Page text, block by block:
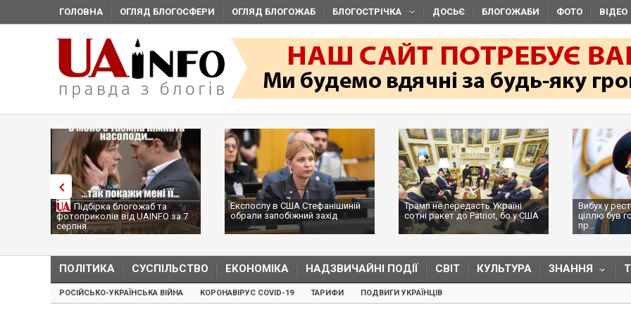
ГОЛОВНА ОГЛЯД БЛОГОСФЕРИ ОГЛЯД БЛОГОЖАБ БЛОГОСТРІЧКА ДОСЬЄ БЛОГОЖАБИ ФОТО ВІДЕО
Підбірка блогожаб та
фотоприколів від UAINFO за 7
серпня
Експослу в США Стефанішиній
обрали запобіжний захід
Трамп не передасть Україні
сотні ракет до Patriot, бо у США
...
Вибух у
ціллю був
пр...
ПОЛІТИКА СУСПІЛЬСТВО ЕКОНОМІКА НАДЗВИЧАЙНІ ПОДІЇ СВІТ КУЛЬТУРА ЗНАННЯ
РОСІЙСЬКО-УКРАЇНСЬКА ВІЙНА КОРОНАВІРУС COVID-19 ТАРИФИ ПОДВИГИ УКРАЇНЦІВ